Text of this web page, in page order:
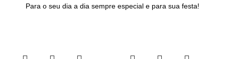
Para o seu dia a dia sempre especial e para sua festa!